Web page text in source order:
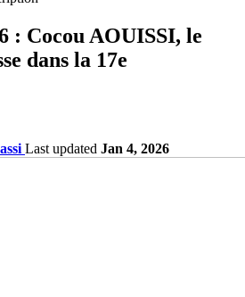
: Cocou AOUISSI, le
dans la 17e
Last updated Jan 4, 2026